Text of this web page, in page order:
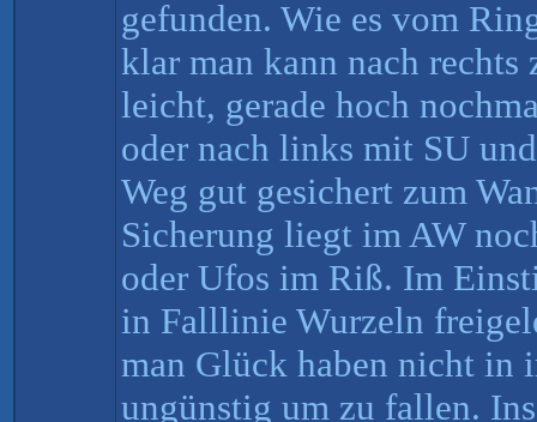
gefunden. Wie es vom
klar man kann nach rechts
leicht, gerade hoch
oder nach links mit SU
Weg gut gesichert zum
Sicherung liegt im AW
oder Ufos im Riß. Im
in Falllinie Wurzeln
man Glück haben nicht in
ungünstig um zu fallen.